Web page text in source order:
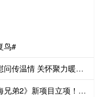
鸟#
股融贷配资 暖心慰问传温情 关怀聚力暖人心——市、县总工会先后走访慰问困难职工和劳模
万盈配资 曝《四海兄弟2》新项目立项！重制补删减还是新作续传奇？